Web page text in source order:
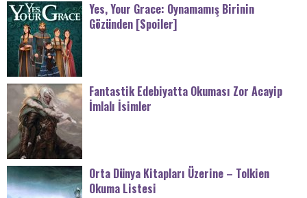
Yes, Your Grace: Oynamamış Birinin
Gözünden [Spoiler]
Fantastik Edebiyatta Okuması Zor Acayip
İmlalı İsimler
Orta Dünya Kitapları Üzerine – Tolkien
Okuma Listesi